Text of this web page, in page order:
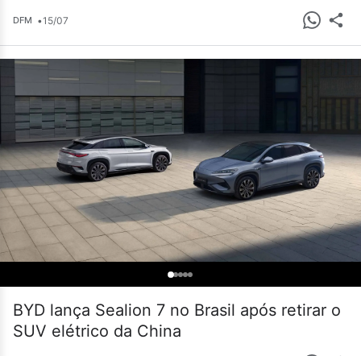
DFM •15/07
BYD lança Sealion 7 no Brasil após retirar o
SUV elétrico da China